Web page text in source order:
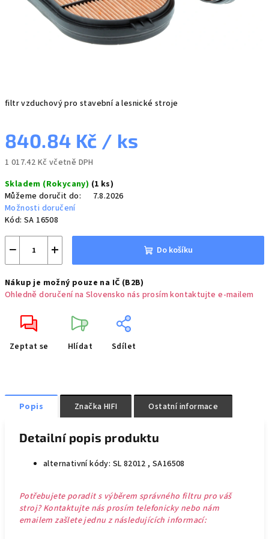
filtr vzduchový pro stavební a lesnické stroje
840.84 Kč / ks
1 017.42 Kč včetně DPH
cena:
Skladem (Rokycany) (1 ks)
Můžeme doručit do:
7.8.2026
Možnosti doručení
Kód: SA 16508
+
− Do košíku
Nákup je možný pouze na IČ (B2B)
Ohledně doručení na Slovensko nás prosím kontaktujte e-mailem
Zeptat se Hlídat Sdílet
Popis Značka HIFI Ostatní informace
Detailní popis produktu
alternativní kódy: SL 82012 , SA16508
Potřebujete poradit s výběrem správného filtru pro váš
stroj? Kontaktujte nás prosím telefonicky nebo nám
emailem zašlete jednu z následujících informací: